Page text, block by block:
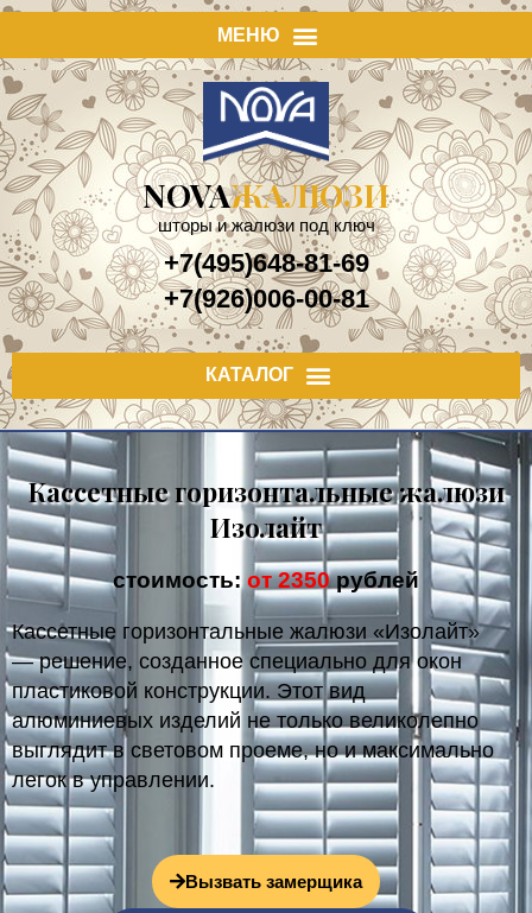
NOVAЖАЛЮЗИ
шторы и жалюзи под ключ
+7(495)648-81-69
+7(926)006-00-81
Кассетные горизонтальные жалюзи
Изолайт
стоимость: от 2350рублей
Кассетные горизонтальные жалюзи «Изолайт»
— решение, созданное специально для окон
пластиковой конструкции. Этот вид
алюминиевых изделий не только великолепно
выглядит в световом проеме, но и максимально
легок в управлении.
Вызвать замерщика